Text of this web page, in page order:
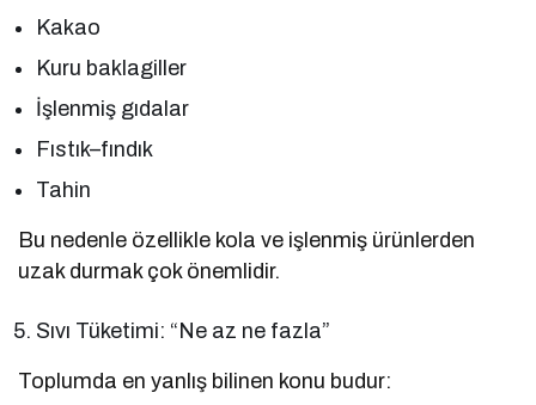
Kakao
Kuru baklagiller
İşlenmiş gıdalar
Fıstık–fındık
Tahin
Bu nedenle özellikle kola ve işlenmiş ürünlerden
uzak durmak çok önemlidir.
Sıvı Tüketimi: “Ne az ne fazla”
Toplumda en yanlış bilinen konu budur: